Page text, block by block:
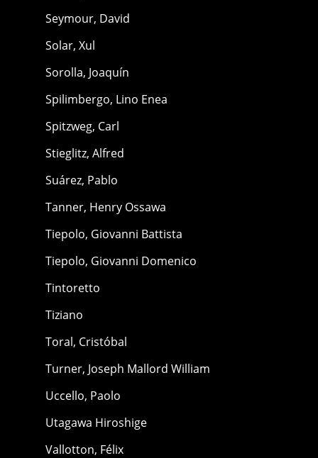
Seymour, David
Solar, Xul
Sorolla, Joaquín
Spilimbergo, Lino Enea
Spitzweg, Carl
Stieglitz, Alfred
Suárez, Pablo
Tanner, Henry Ossawa
Tiepolo, Giovanni Battista
Tiepolo, Giovanni Domenico
Tintoretto
Tiziano
Toral, Cristóbal
Turner, Joseph Mallord William
Uccello, Paolo
Utagawa Hiroshige
Vallotton, Félix